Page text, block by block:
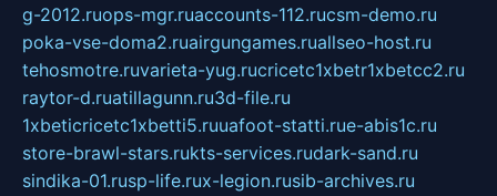
g-2012.ruops-mgr.ruaccounts-112.rucsm-demo.ru
poka-vse-doma2.ruairgungames.ruallseo-host.ru
tehosmotre.ruvarieta-yug.rucricetc1xbetr1xbetcc2.ru
raytor-d.ruatillagunn.ru3d-file.ru
1xbeticricetc1xbetti5.ruuafoot-statti.rue-abis1c.ru
store-brawl-stars.rukts-services.rudark-sand.ru
sindika-01.rusp-life.rux-legion.rusib-archives.ru